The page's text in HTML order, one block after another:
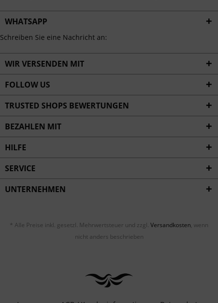
WHATSAPP
Schreiben Sie eine Nachricht an:
WIR VERSENDEN MIT
FOLLOW US
TRUSTED SHOPS BEWERTUNGEN
BEZAHLEN MIT
HILFE
SERVICE
UNTERNEHMEN
* Alle Preise inkl. gesetzl. Mehrwertsteuer und zzgl. Versandkosten, wenn
nicht anders beschrieben